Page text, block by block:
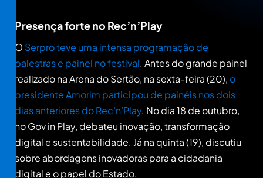
Presença forte no Rec’n’Play
O Serpro teve uma intensa programação de
palestras e painel no festival. Antes do grande painel
realizado na Arena do Sertão, na sexta-feira (20), o
presidente Amorim participou de painéis nos dois
dias anteriores do Rec’n’Play. No dia 18 de outubro,
no Gov in Play, debateu inovação, transformação
digital e sustentabilidade. Já na quinta (19), discutiu
sobre abordagens inovadoras para a cidadania
digital e o papel do Estado.